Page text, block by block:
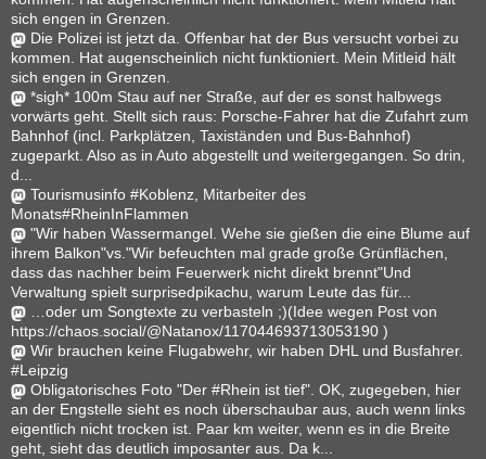
sich engen in Grenzen.
Die Polizei ist jetzt da. Offenbar hat der Bus versucht vorbei zu
kommen. Hat augenscheinlich nicht funktioniert. Mein Mitleid hält
sich engen in Grenzen.
*sigh* 100m Stau auf ner Straße, auf der es sonst halbwegs
vorwärts geht. Stellt sich raus: Porsche-Fahrer hat die Zufahrt zum
Bahnhof (incl. Parkplätzen, Taxiständen und Bus-Bahnhof)
zugeparkt. Also as in Auto abgestellt und weitergegangen. So drin,
d...
Tourismusinfo #Koblenz, Mitarbeiter des
Monats#RheinInFlammen
"Wir haben Wassermangel. Wehe sie gießen die eine Blume auf
ihrem Balkon"vs."Wir befeuchten mal grade große Grünflächen,
dass das nachher beim Feuerwerk nicht direkt brennt"Und
Verwaltung spielt surprisedpikachu, warum Leute das für...
…oder um Songtexte zu verbasteln ;)(Idee wegen Post von
https://chaos.social/@Natanox/117044693713053190 )
Wir brauchen keine Flugabwehr, wir haben DHL und Busfahrer.
#Leipzig
Obligatorisches Foto "Der #Rhein ist tief". OK, zugegeben, hier
an der Engstelle sieht es noch überschaubar aus, auch wenn links
eigentlich nicht trocken ist. Paar km weiter, wenn es in die Breite
geht, sieht das deutlich imposanter aus. Da k...